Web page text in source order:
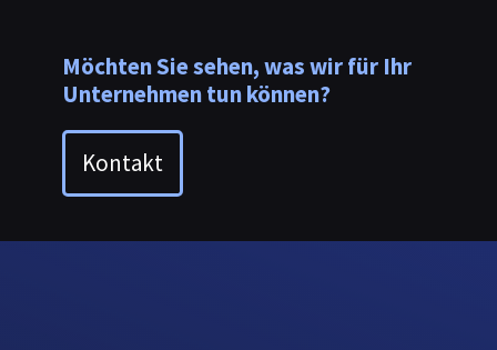
Möchten Sie sehen, was wir für Ihr
Unternehmen tun können?
Kontakt